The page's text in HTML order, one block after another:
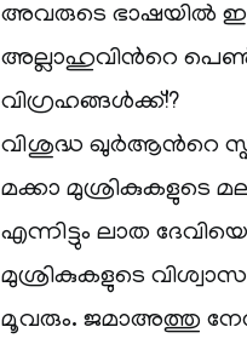
അവരുടെ ഭാഷയില്‍
അല്ലാഹുവിന്‍റെ
വിഗ്രഹങ്ങള്‍ക്ക്!?
വിശുദ്ധ ഖുര്‍ആന്‍റെ
മക്കാ മുശ്രികുകളുടെ
എന്നിട്ടും ലാത
മുശ്രികുകളുടെ
മൂവരും. ജമാഅത്തു